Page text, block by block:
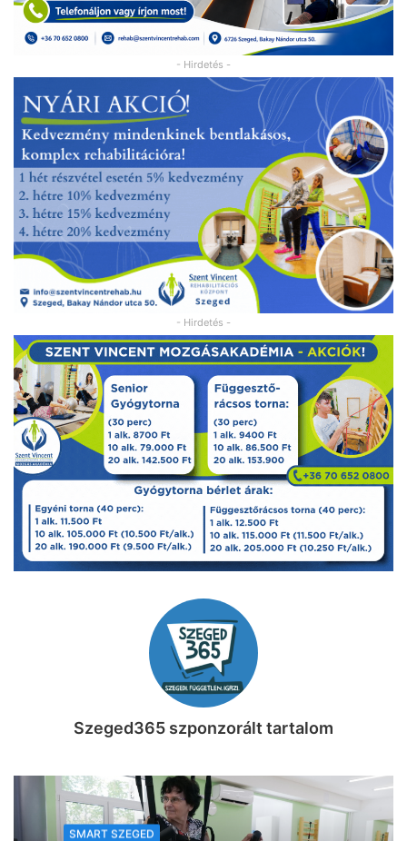
- Hirdetés -
- Hirdetés -
Szeged365 szponzorált tartalom